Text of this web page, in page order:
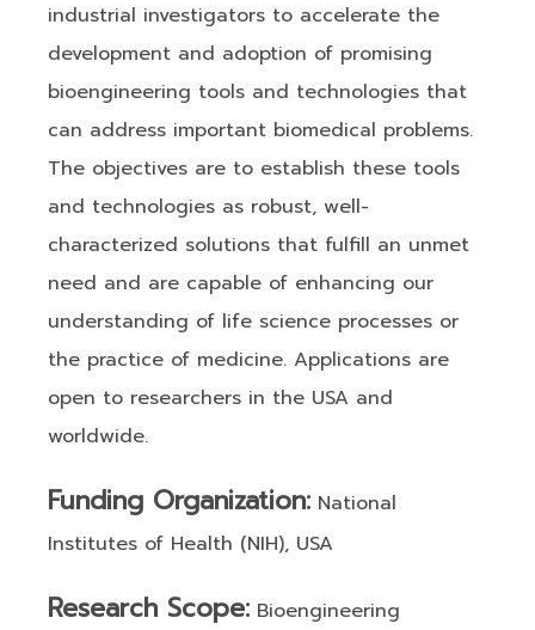
industrial investigators to accelerate the
development and adoption of promising
bioengineering tools and technologies that
can address important biomedical problems.
The objectives are to establish these tools
and technologies as robust, well-
characterized solutions that fulfill an unmet
need and are capable of enhancing our
understanding of life science processes or
the practice of medicine. Applications are
open to researchers in the USA and
worldwide.
Funding Organization: National
Institutes of Health (NIH), USA
Research Scope: Bioengineering